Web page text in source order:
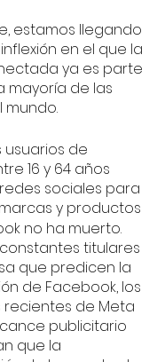
estamos llegando
en el que la
ya es parte
mayoría de las
mundo.
usuarios de
16 y 64 años
sociales para
y productos
no ha muerto.
titulares
que predicen la
de Facebook, los
recientes de Meta
publicitario
que la